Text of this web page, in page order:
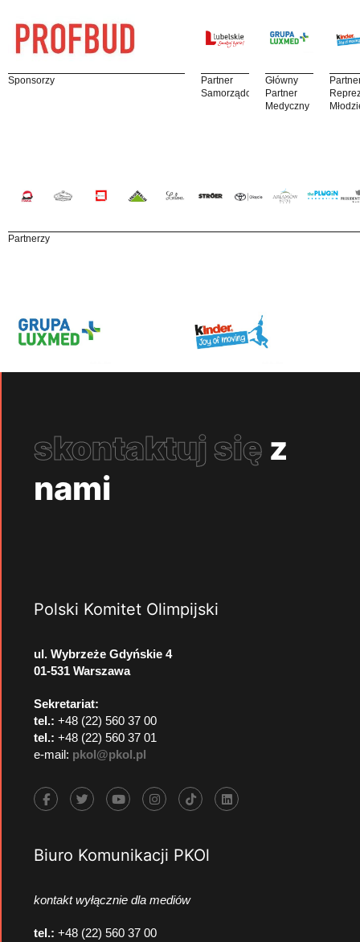
Sponsorzy
Partner
Samorządowy
Główny
Partner
Medyczny
Partnerzy
skontaktuj się z
nami
Polski Komitet Olimpijski
ul. Wybrzeże Gdyńskie 4
01-531 Warszawa
Sekretariat:
tel.: +48 (22) 560 37 00
tel.: +48 (22) 560 37 01
e-mail: pkol@pkol.pl
Biuro Komunikacji PKOl
kontakt wyłącznie dla mediów
tel.: +48 (22) 560 37 00